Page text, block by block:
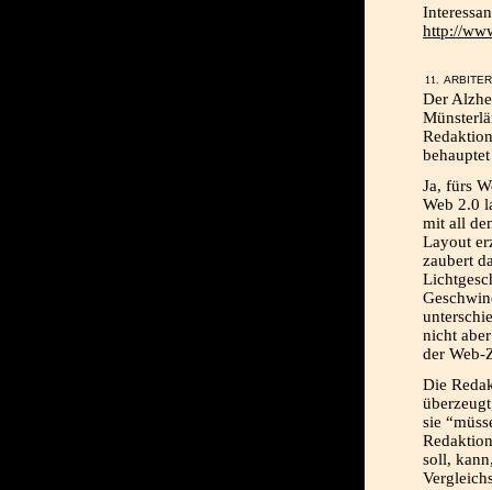
http://
Der
Ja, fürs
Web 2.0
mit all
Layout
zaubert
nicht
der Web-
Die
sie
soll,